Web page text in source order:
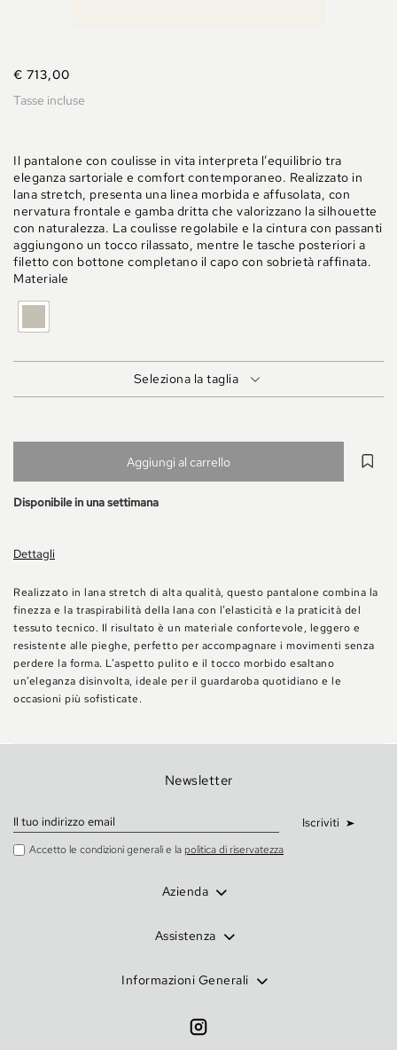
€ 713,00
Tasse incluse
Il pantalone con coulisse in vita interpreta l’equilibrio tra
eleganza sartoriale e comfort contemporaneo. Realizzato in
lana stretch, presenta una linea morbida e affusolata, con
nervatura frontale e gamba dritta che valorizzano la silhouette
con naturalezza. La coulisse regolabile e la cintura con passanti
aggiungono un tocco rilassato, mentre le tasche posteriori a
filetto con bottone completano il capo con sobrietà raffinata.
Materiale
MELANGE
Seleziona la taglia
Aggiungi al carrello
Disponibile in una settimana
Dettagli
Realizzato in lana stretch di alta qualità, questo pantalone combina la
finezza e la traspirabilità della lana con l’elasticità e la praticità del
tessuto tecnico. Il risultato è un materiale confortevole, leggero e
resistente alle pieghe, perfetto per accompagnare i movimenti senza
perdere la forma. L’aspetto pulito e il tocco morbido esaltano
un’eleganza disinvolta, ideale per il guardaroba quotidiano e le
occasioni più sofisticate.
Newsletter
Iscriviti
Accetto le condizioni generali e la politica di riservatezza
Azienda
Assistenza
Informazioni Generali